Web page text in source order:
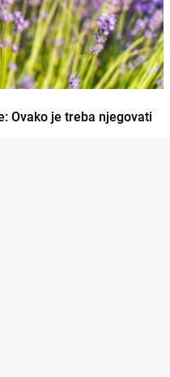
Ovako je treba njegovati